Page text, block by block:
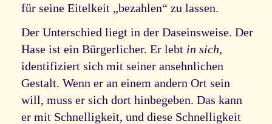
für seine Eitelkeit „bezahlen“ zu lassen.
Der Unterschied liegt in der Daseinsweise. Der
Hase ist ein Bürgerlicher. Er lebt in sich,
identifiziert sich mit seiner ansehnlichen
Gestalt. Wenn er an einem andern Ort sein
will, muss er sich dort hinbegeben. Das kann
er mit Schnelligkeit, und diese Schnelligkeit